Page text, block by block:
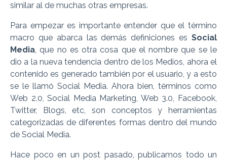
similar al de muchas otras empresas.
Para empezar es importante entender que el término
macro que abarca las demás definiciones es Social
Media, que no es otra cosa que el nombre que se le
dio a la nueva tendencia dentro de los Medios, ahora el
contenido es generado también por el usuario, y a esto
se le llamó Social Media. Ahora bien, términos como
Web 2.0, Social Media Marketing, Web 3.0, Facebook,
Twitter, Blogs, etc, son conceptos y herramientas
categorizadas de diferentes formas dentro del mundo
de Social Media.
Hace poco en un post pasado, publicamos todo un